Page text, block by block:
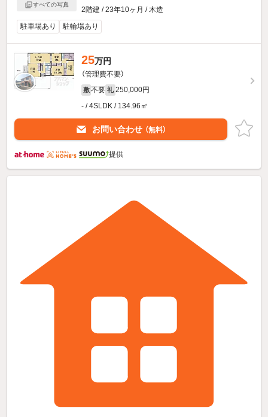
すべての写真
2階建 / 23年10ヶ月 / 木造
駐車場あり
駐輪場あり
25万円
（管理費不要）
敷 不要 礼 250,000円
- / 4SLDK / 134.96㎡
お問い合わせ （無料）
提供